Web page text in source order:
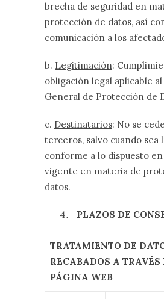
brecha de seguridad en
protección de datos, así
comunicación a los
b. Legitimación:
obligación legal aplicable
General de Protección de
c. Destinatarios: No se
terceros, salvo cuando sea
conforme a lo dispuesto
vigente en materia de
datos.
PLAZOS DE
TRATAMIENTO DE
RECABADOS A TRAVÉS
PÁGINA WEB